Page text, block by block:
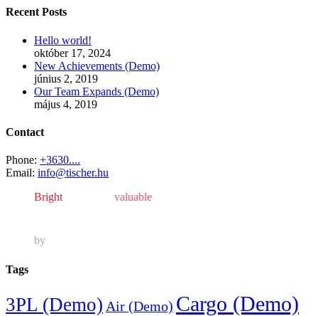
Recent Posts
Hello world!
október 17, 2024
New Achievements (Demo)
június 2, 2019
Our Team Expands (Demo)
május 4, 2019
Contact
Phone: +3630....
Email: info@tischer.hu
Bright
valuable
by
Tags
3PL (Demo) Air (Demo) Cargo (Demo)